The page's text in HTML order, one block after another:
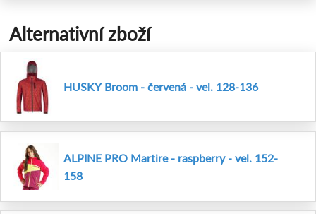
Alternativní zboží
HUSKY Broom - červená - vel. 128-136
ALPINE PRO Martire - raspberry - vel. 152-
158